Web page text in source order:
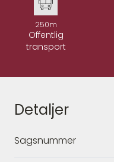
250m
Offentlig
transport
Detaljer
Sagsnummer